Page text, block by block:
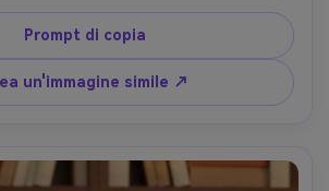
sfondo di ritagli a strati di gocce
di pozzanghe, luce morbida
sottile simulata con strati simili a
4:5, bordi puliti, umore calmo,
profondità di campo bassa-AR 4:5
Prompt di copia
un'immagine simile ↗